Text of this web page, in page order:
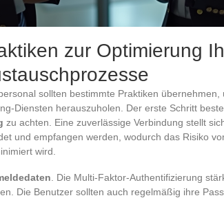
zur Optimierung
sollten bestimmte Praktiken übernehmen,
Diensten herauszuholen. Der erste Schritt
zu achten. Eine zuverlässige Verbindung stellt
und empfangen werden, wodurch das Risiko
wird.
. Die Multi-Faktor-Authentifizierung
Die Benutzer sollten auch regelmäßig ihre